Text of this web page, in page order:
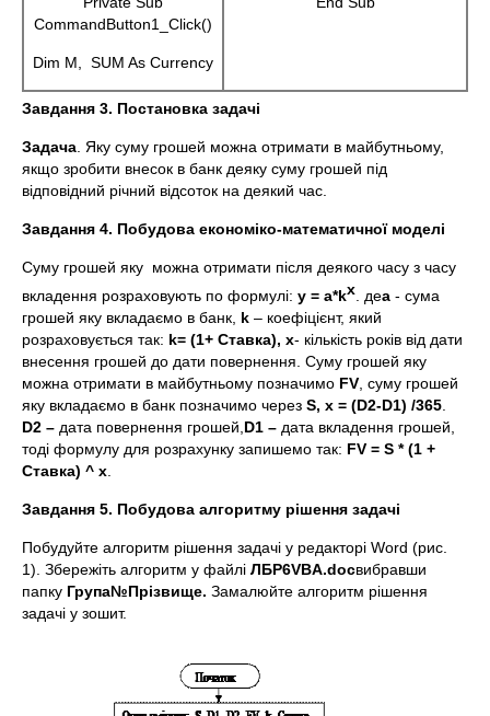
CommandButton1_Click()
Dim M, SUM As Currency
Завдання 3. Постановка задачі
Задача . Яку суму грошей можна отримати в майбутньому,
якщо зробити внесок в банк деяку суму грошей під
відповідний річний відсоток на деякий час.
Завдання 4. Побудова економіко-математичної моделі
Суму грошей яку можна отримати після деякого часу з часу
вкладення розраховують по формулі: y = a*kx . деa - сума
грошей яку вкладаємо в банк, k – коефіцієнт, який
розраховується так: k= (1+ Ставка), x- кількість років від дати
внесення грошей до дати повернення. Суму грошей яку
можна отримати в майбутньому позначимо FV , суму грошей
яку вкладаємо в банк позначимо через S, x = (D2-D1) /365
D2 – дата повернення грошей, D1 – дата вкладення грошей,
тоді формулу для розрахунку запишемо так: FV = S * (1 +
Ставка) ^ x
Завдання 5. Побудова алгоритму рішення задачі
Побудуйте алгоритм рішення задачі у редакторі Word (рис.
1). Збережіть алгоритм у файлі ЛБР6VBA.docвибравши
папку Група№Прізвище. Замалюйте алгоритм рішення
задачі у зошит.